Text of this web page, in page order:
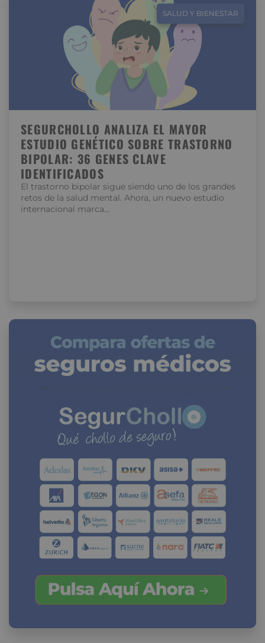
SALUD Y BIENESTAR
SEGURCHOLLO ANALIZA EL MAYOR
ESTUDIO GENÉTICO SOBRE TRASTORNO
BIPOLAR: 36 GENES CLAVE
IDENTIFICADOS
El trastorno bipolar sigue siendo uno de los grandes
retos de la salud mental. Ahora, un nuevo estudio
internacional marca…